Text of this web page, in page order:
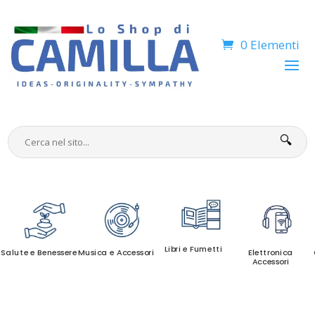
0 Elementi
🔍
Salute e BenessereMusica e Accessori Libri e Fumetti
Elettronica
Accessori